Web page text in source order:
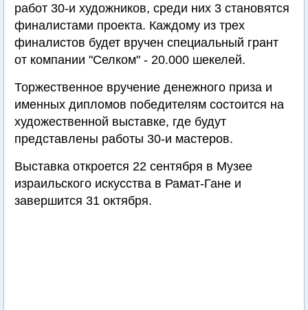
работ 30-и художников, среди них 3 становятся
финалистами проекта. Каждому из трех
финалистов будет вручен специальный грант
от компании "Селком" - 20.000 шекелей.
Торжественное вручение денежного приза и
именных дипломов победителям состоится на
художественной выставке, где будут
представлены работы 30-и мастеров.
Выставка откроется 22 сентября в Музее
израильского искусства в Рамат-Гане и
завершится 31 октября.